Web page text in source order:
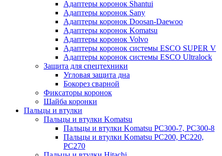
Адаптеры коронок Shantui
Адаптеры коронок Sany
Адаптеры коронок Doosan-Daewoo
Адаптеры коронок Komatsu
Адаптеры коронок Volvo
Адаптеры коронок системы ESCO SUPER V
Адаптеры коронок системы ESCO Ultralock
Защита для спецтехники
Угловая защита дна
Бокорез сварной
Фиксаторы коронок
Шайба коронки
Пальцы и втулки
Пальцы и втулки Komatsu
Пальцы и втулки Komatsu PC300-7, PC300-8
Пальцы и втулки Komatsu PC200, PC220,
PC270